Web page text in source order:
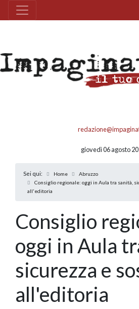
giovedì 06 agosto
Sei qui: Home
Abruzzo
Consiglio regionale: oggi in Aula tra sanità,
all'editoria
Consiglio
oggi in Aula
sicurezza e
all'editoria